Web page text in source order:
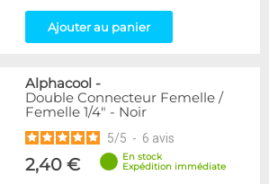
Ajouter au panier
Alphacool -
Double Connecteur Femelle /
Femelle 1/4" - Noir
5/5 - 6 avis
2,40 €
En stock
Expédition immédiate